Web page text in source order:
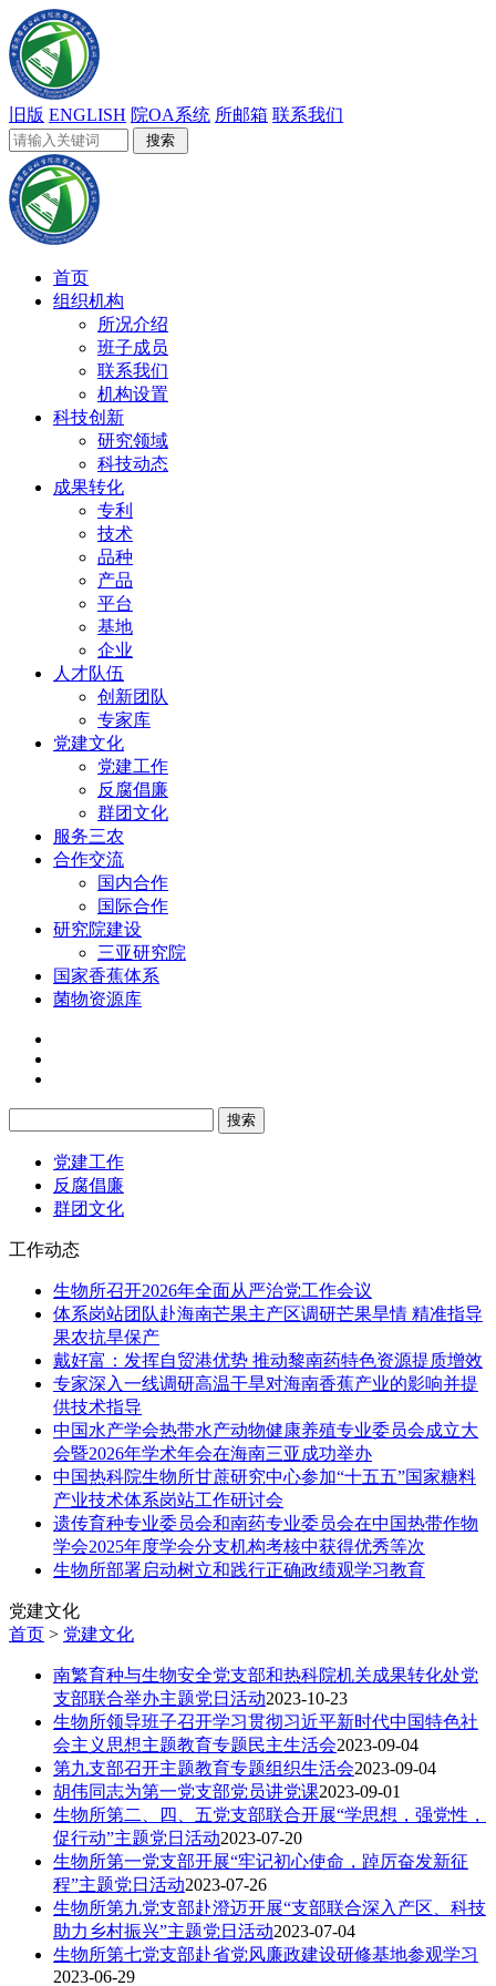
旧版 ENGLISH 院OA系统 所邮箱 联系我们
首页
组织机构
所况介绍
班子成员
联系我们
机构设置
科技创新
研究领域
科技动态
成果转化
专利
技术
品种
产品
平台
基地
企业
人才队伍
创新团队
专家库
党建文化
党建工作
反腐倡廉
群团文化
服务三农
合作交流
国内合作
国际合作
研究院建设
三亚研究院
国家香蕉体系
菌物资源库
党建工作
反腐倡廉
群团文化
工作动态
生物所召开2026年全面从严治党工作会议
体系岗站团队赴海南芒果主产区调研芒果旱情 精准指导
果农抗旱保产
戴好富：发挥自贸港优势 推动黎南药特色资源提质增效
专家深入一线调研高温干旱对海南香蕉产业的影响并提
供技术指导
中国水产学会热带水产动物健康养殖专业委员会成立大
会暨2026年学术年会在海南三亚成功举办
中国热科院生物所甘蔗研究中心参加“十五五”国家糖料
产业技术体系岗站工作研讨会
遗传育种专业委员会和南药专业委员会在中国热带作物
学会2025年度学会分支机构考核中获得优秀等次
生物所部署启动树立和践行正确政绩观学习教育
党建文化
首页 > 党建文化
南繁育种与生物安全党支部和热科院机关成果转化处党
支部联合举办主题党日活动2023-10-23
生物所领导班子召开学习贯彻习近平新时代中国特色社
会主义思想主题教育专题民主生活会2023-09-04
第九支部召开主题教育专题组织生活会2023-09-04
胡伟同志为第一党支部党员讲党课2023-09-01
生物所第二、四、五党支部联合开展“学思想，强党性，
促行动”主题党日活动2023-07-20
生物所第一党支部开展“牢记初心使命，踔厉奋发新征
程”主题党日活动2023-07-26
生物所第九党支部赴澄迈开展“支部联合深入产区、科技
助力乡村振兴”主题党日活动2023-07-04
生物所第七党支部赴省党风廉政建设研修基地参观学习
2023-06-29